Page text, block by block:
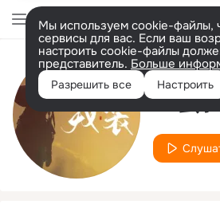
Мы используем cookie-файлы,
сервисы для вас. Если ваш
настроить cookie-файлы
представитель. Больше
Разрешить все Настроить
YC虫子